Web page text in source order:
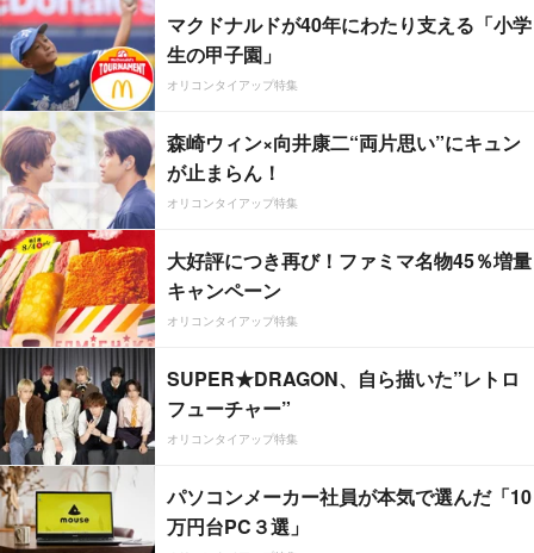
マクドナルドが40年にわたり支える「小学
生の甲子園」
オリコンタイアップ特集
森崎ウィン×向井康二“両片思い”にキュン
が止まらん！
オリコンタイアップ特集
大好評につき再び！ファミマ名物45％増量
キャンペーン
オリコンタイアップ特集
SUPER★DRAGON、自ら描いた”レトロ
フューチャー”
オリコンタイアップ特集
パソコンメーカー社員が本気で選んだ「10
万円台PC３選」